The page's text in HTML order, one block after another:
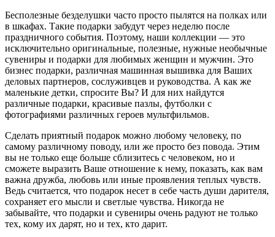
Бесполезные безделушки часто просто пылятся на полках или
в шкафах. Такие подарки забудут через неделю после
праздничного события. Поэтому, наши коллекции — это
исключительно оригинальные, полезные, нужные необычные
сувениры и подарки для любимых женщин и мужчин. Это
бизнес подарки, различная машинная вышивка для Ваших
деловых партнеров, сослуживцев и руководства. А как же
маленькие детки, спросите Вы? И для них найдутся
различные подарки, красивые пазлы, футболки с
фотографиями различных героев мультфильмов.
Сделать приятный подарок можно любому человеку, по
самому различному поводу, или же просто без повода. Этим
вы не только еще больше сблизитесь с человеком, но и
сможете выразить Ваше отношение к нему, показать, как вам
важна дружба, любовь или иные проявления теплых чувств.
Ведь считается, что подарок несет в себе часть души дарителя,
сохраняет его мысли и светлые чувства. Никогда не
забывайте, что подарки и сувениры очень радуют не только
тех, кому их дарят, но и тех, кто дарит.